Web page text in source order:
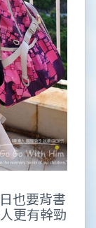
也要背書
更有幹勁